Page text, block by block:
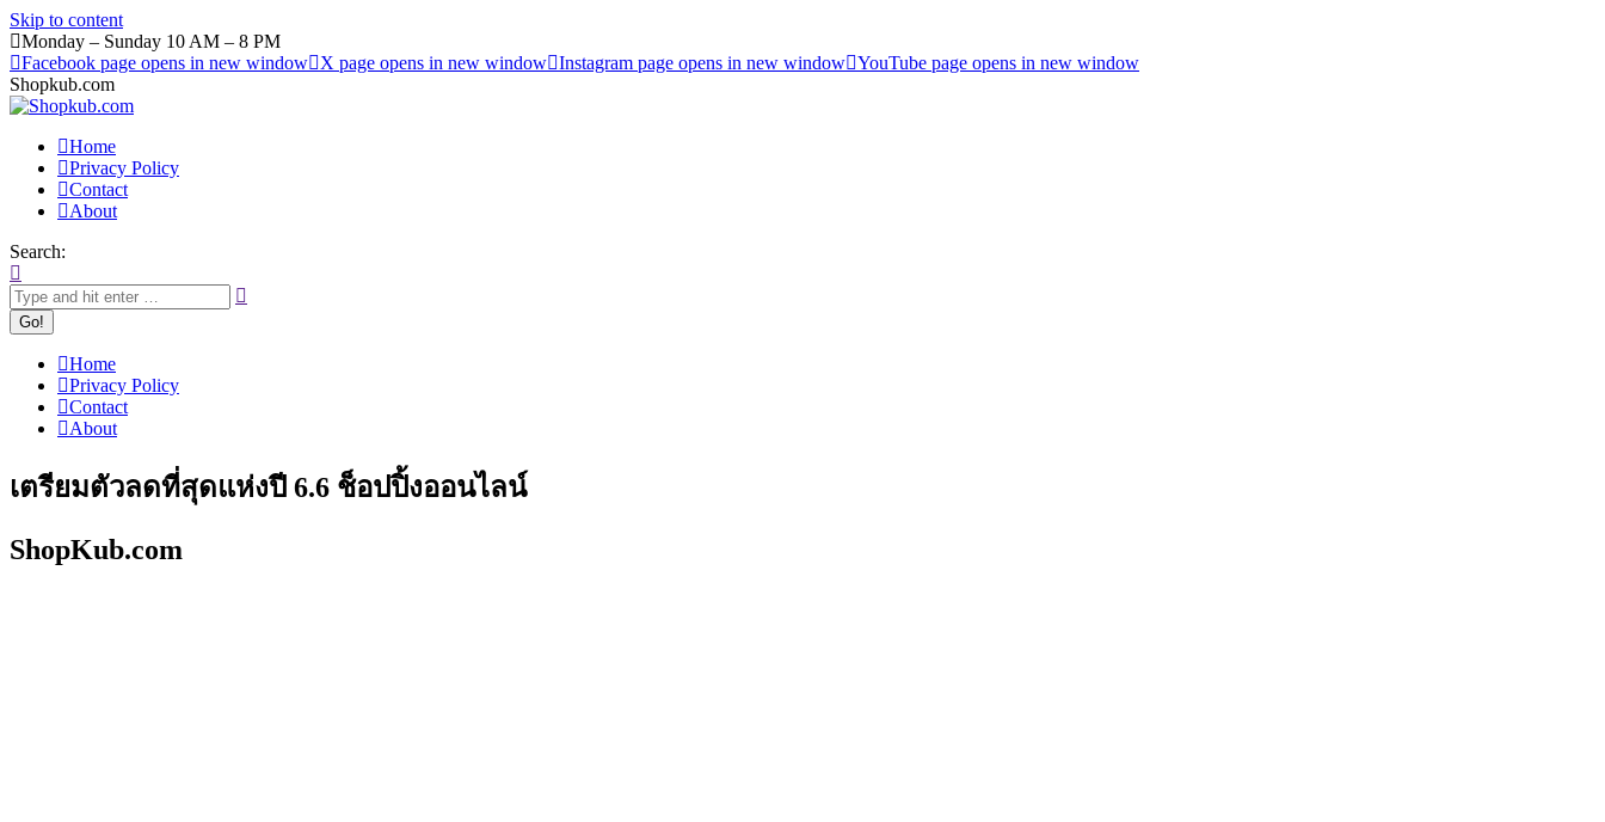
Skip to content
Monday – Sunday 10 AM – 8 PM
Facebook page opens in new window
X page opens in new window Instagram page opens in new window YouTube page opens in new window
Shopkub.com
Home
Privacy Policy
Contact
About
Search:
Home
Privacy Policy
Contact
About
เตรียมตัวลดที่สุดแห่งปี 6.6 ช็อปปิ้งออนไลน์
ShopKub.com